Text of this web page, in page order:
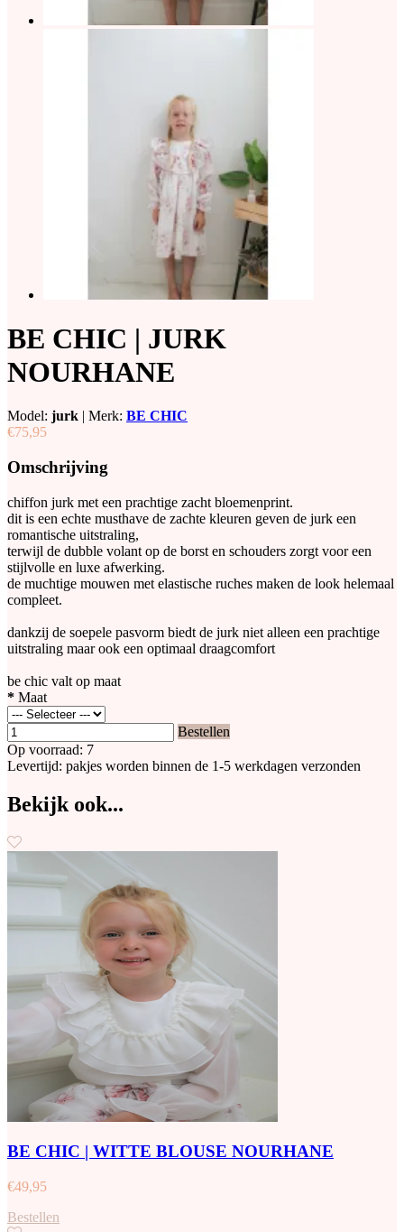
BE CHIC | JURK
NOURHANE
Model: jurk | Merk: BE CHIC
€75,95
Omschrijving
chiffon jurk met een prachtige zacht bloemenprint.
dit is een echte musthave de zachte kleuren geven de jurk een
romantische uitstraling,
terwijl de dubble volant op de borst en schouders zorgt voor een
stijlvolle en luxe afwerking.
de muchtige mouwen met elastische ruches maken de look helemaal
compleet.
dankzij de soepele pasvorm biedt de jurk niet alleen een prachtige
uitstraling maar ook een optimaal draagcomfort
be chic valt op maat
* Maat
Bestellen
Op voorraad: 7
Levertijd: pakjes worden binnen de 1-5 werkdagen verzonden
Bekijk ook...
BE CHIC | WITTE BLOUSE NOURHANE
€49,95
Bestellen